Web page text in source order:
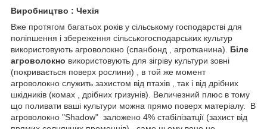
Виробництво : Чехія
Вже протягом багатьох років у сільському господарстві для
поліпшення і збереження сільськогосподарських культур
використовують агроволокно (спанбонд , агротканина). Біле
агроволокно використовують для зігріву культури зовні
(покривається поверх рослини) , в той же момент
агроволокно служить захистом від птахів , так і від дрібних
шкідників (комах , дрібних гризунів). Величезний плюс в тому
що поливати ваші культури можна прямо поверх матеріалу. В
агроволокно "Shadow" заложено 4% стабілізатції (захист від